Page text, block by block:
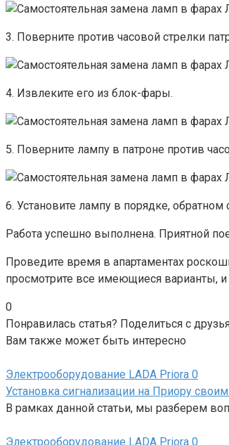
3. Поверните против часовой стрелки
4. Извлеките его из блок-фары.
5. Поверните лампу в патроне против
6. Установите лампу в порядке, обратном
Работа успешно выполнена. Приятной
Проведите время в апартаментах
просмотрите все имеющиеся
0
Понравилась статья? Поделиться с
Вам также может быть интересно
Электрооборудование LADA Priora 0
Установка сигнализации на Приору
В рамках данной статьи, мы разберем
Электрооборудование LADA Priora 0